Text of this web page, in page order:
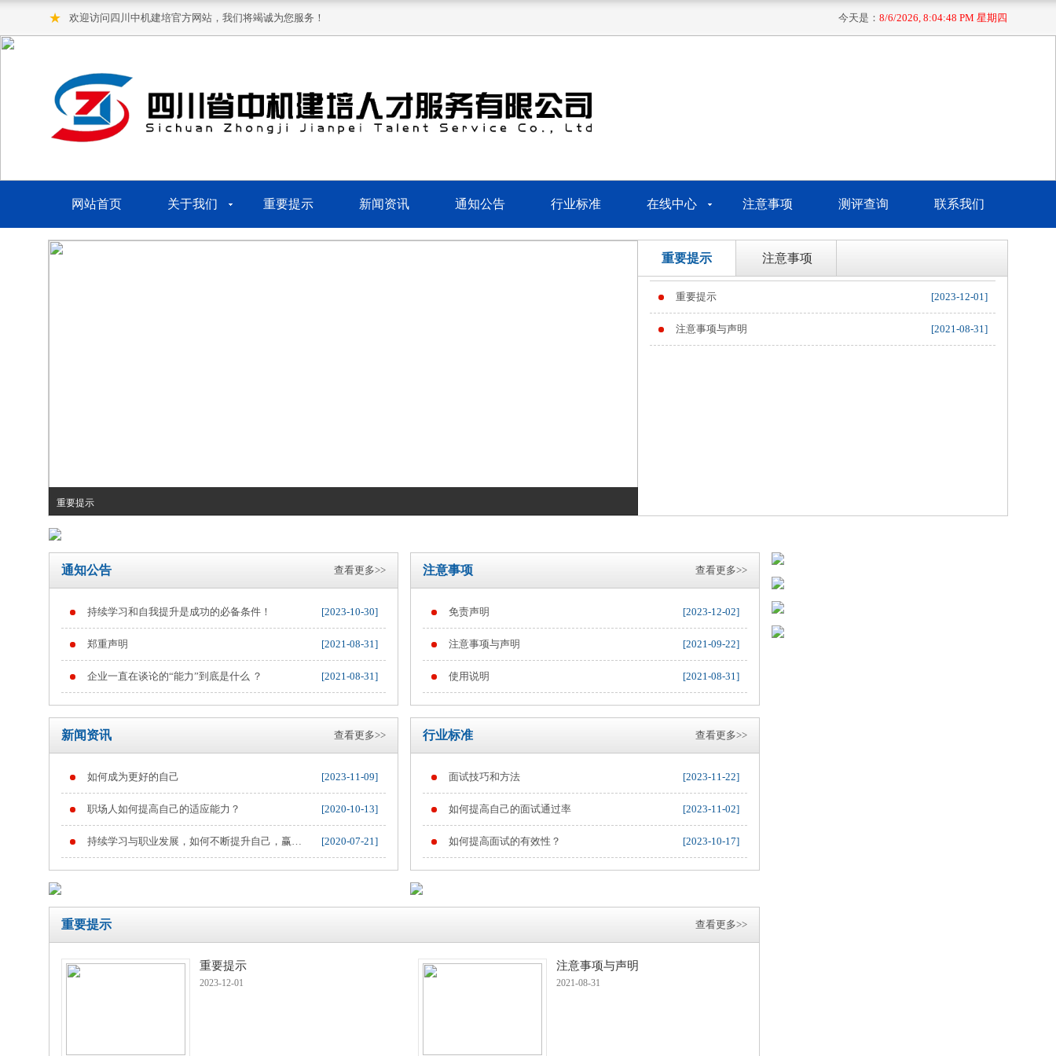
★ 欢迎访问四川中机建培官方网站，我们将竭诚为您服务！ 今天是： 8/6/2026, 8:04:48 PM 星期四
网站首页 关于我们 重要提示 新闻资讯 通知公告 行业标准 在线中心 注意事项 测评查询 联系我们
重要提示
重要提示
重要提示 注意事项
重要提示 [2023-12-01]
注意事项与声明 [2021-08-31]
通知公告 查看更多>>
持续学习和自我提升是成功的必备条件！ [2023-10-30]
郑重声明 [2021-08-31]
企业一直在谈论的“能力”到底是什么 ？ [2021-08-31]
注意事项 查看更多>>
免责声明 [2023-12-02]
注意事项与声明 [2021-09-22]
使用说明 [2021-08-31]
新闻资讯 查看更多>>
如何成为更好的自己 [2023-11-09]
职场人如何提高自己的适应能力？ [2020-10-13]
持续学习与职业发展，如何不断提升自己，赢得
职业竞争
[2020-07-21]
行业标准 查看更多>>
面试技巧和方法 [2023-11-22]
如何提高自己的面试通过率 [2023-11-02]
如何提高面试的有效性？ [2023-10-17]
重要提示 查看更多>>
重要提示
2023-12-01
注意事项与声明
2021-08-31